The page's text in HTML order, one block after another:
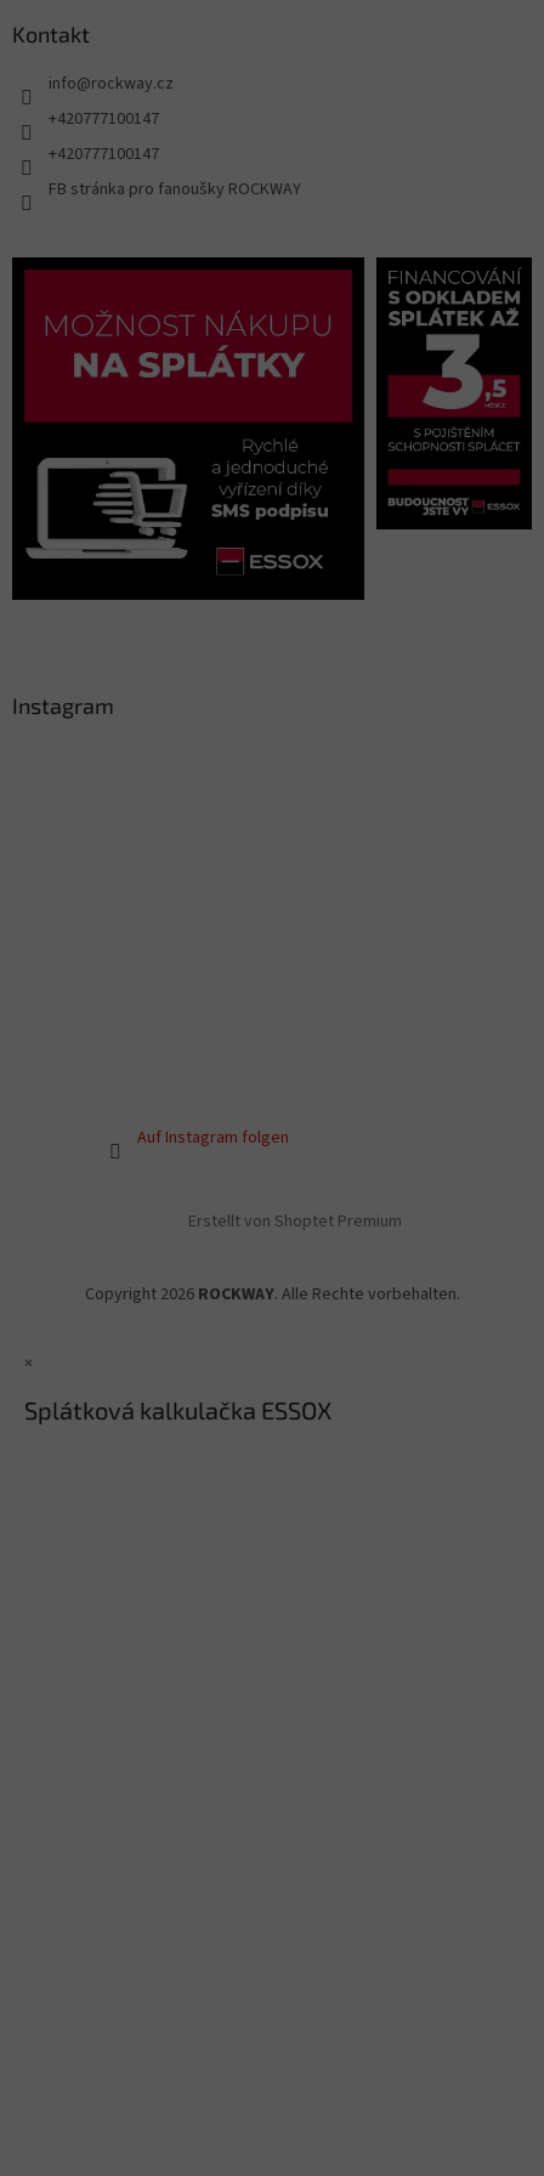
Kontakt
info@rockway.cz
+420777100147
+420777100147
FB stránka pro fanoušky ROCKWAY
Instagram
Auf Instagram folgen
Erstellt von Shoptet Premium
Copyright 2026 ROCKWAY. Alle Rechte vorbehalten.
×
Splátková kalkulačka ESSOX